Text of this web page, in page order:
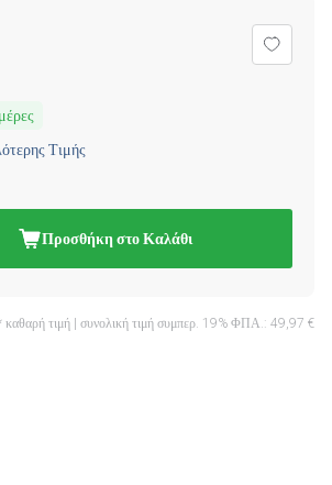
Τιμής
Προσθήκη στο Καλάθι
καθαρή τιμή | συνολική τιμή συμπερ. 19% ΦΠΑ.: 49,97 €